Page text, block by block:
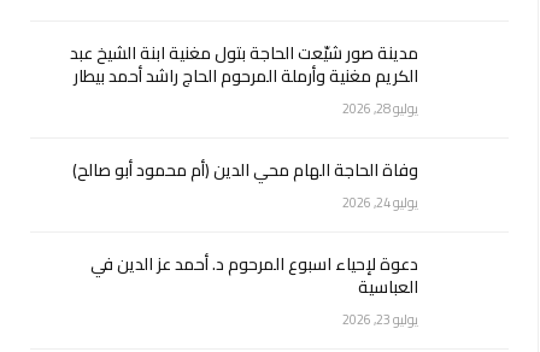
مدينة صور شيّعت الحاجة بتول مغنية ابنة الشيخ عبد
الكريم مغنية وأرملة المرحوم الحاج راشد أحمد بيطار
يوليو 28, 2026
وفاة الحاجة الهام محي الدين (أم محمود أبو صالح)
يوليو 24, 2026
دعوة لإحياء اسبوع المرحوم د. أحمد عز الدين في
العباسية
يوليو 23, 2026